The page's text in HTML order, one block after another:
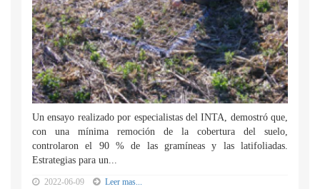
Un ensayo realizado por especialistas del INTA, demostró que,
con una mínima remoción de la cobertura del suelo,
controlaron el 90 % de las gramíneas y las latifoliadas.
Estrategias para un...
2022-06-09 Leer mas...